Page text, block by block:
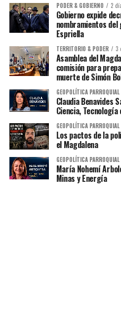
PODER & GOBIERNO 2
Gobierno expide
nombramientos del
Espriella
TERRITORIO & PODER 3
Asamblea del
comisión para
muerte de Simón
GEOPOLÍTICA PARROQUIAL
Claudia
Ciencia, Tecnología
GEOPOLÍTICA PARROQUIAL
Los pactos de la
el Magdalena
GEOPOLÍTICA PARROQUIAL
María Nohemí
Minas y Energía